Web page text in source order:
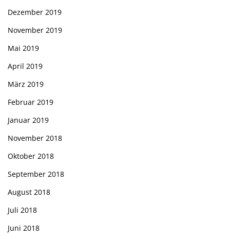
Dezember 2019
November 2019
Mai 2019
April 2019
März 2019
Februar 2019
Januar 2019
November 2018
Oktober 2018
September 2018
August 2018
Juli 2018
Juni 2018